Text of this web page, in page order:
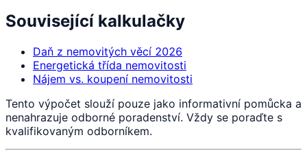
Související kalkulačky
Daň z nemovitých věcí 2026
Energetická třída nemovitosti
Nájem vs. koupení nemovitosti
Tento výpočet slouží pouze jako informativní pomůcka a
nenahrazuje odborné poradenství. Vždy se poraďte s
kvalifikovaným odborníkem.